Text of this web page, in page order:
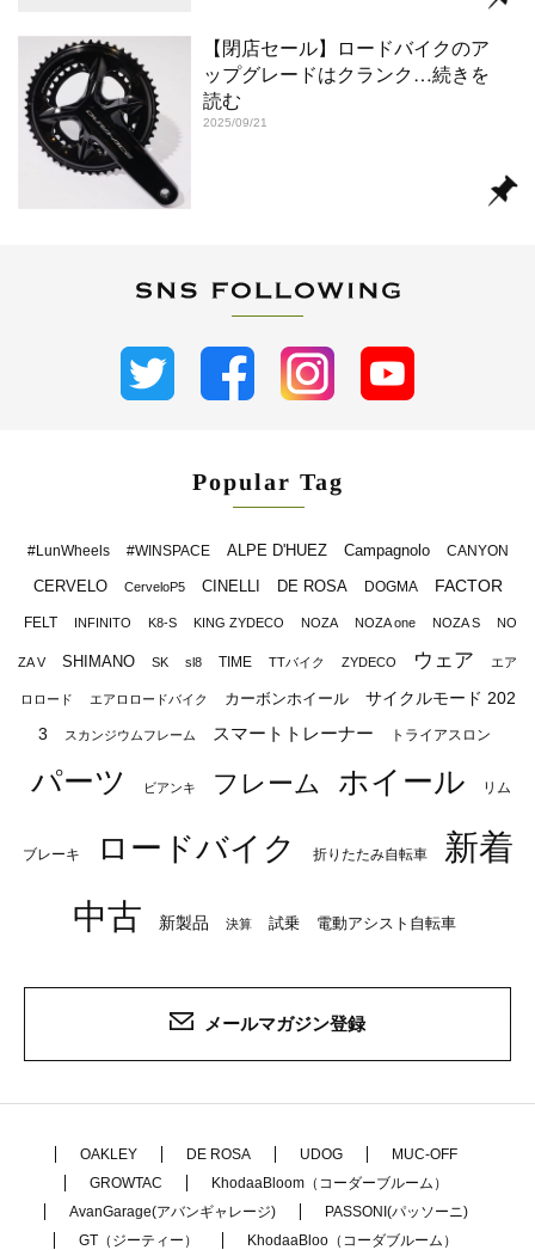
【閉店セール】ロードバイクのア
ップグレードはクランク …続きを
読む
2025/09/21
Popular Tag
#LunWheels #WINSPACE ALPE D'HUEZ Campagnolo CANYON
CERVELO CerveloP5 CINELLI DE ROSA DOGMA FACTOR
FELT INFINITO K8-S KING ZYDECO NOZA NOZA one NOZA S NO
ZA V SHIMANO SK sl8 TIME TTバイク ZYDECO ウェア エア
ロロード エアロロードバイク カーボンホイール
サイクルモード 202
3
スカンジウムフレーム スマートトレーナー トライアスロン
パーツ ビアンキ フレーム ホイール リム
ブレーキ ロードバイク 折りたたみ自転車
新着
中古
新製品 決算 試乗 電動アシスト自転車
メールマガジン登録
OAKLEY DE ROSA UDOG
MUC-OFF
GROWTAC
KhodaaBloom（コーダーブルーム）
AvanGarage(アバンギャレージ)
PASSONI(パッソーニ)
GT（ジーティー）
KhodaaBloo（コーダブルーム）